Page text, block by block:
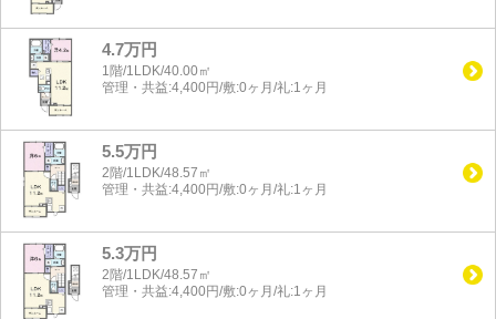
4.7万円
1階/1LDK/40.00㎡
管理・共益:4,400円/敷:0ヶ月/礼:1ヶ月
5.5万円
2階/1LDK/48.57㎡
管理・共益:4,400円/敷:0ヶ月/礼:1ヶ月
5.3万円
2階/1LDK/48.57㎡
管理・共益:4,400円/敷:0ヶ月/礼:1ヶ月